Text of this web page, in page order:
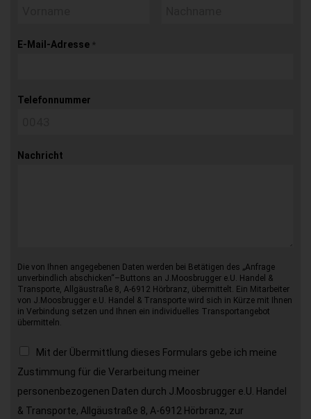
E-Mail-Adresse *
Telefonnummer
Nachricht
Die von Ihnen angegebenen Daten werden bei Betätigen des „Anfrage
unverbindlich abschicken“–Buttons an J.Moosbrugger e.U. Handel &
Transporte, Allgäustraße 8, A-6912 Hörbranz, übermittelt. Ein Mitarbeiter
von J.Moosbrugger e.U. Handel & Transporte wird sich in Kürze mit Ihnen
in Verbindung setzen und Ihnen ein individuelles Transportangebot
übermitteln.
Mit der Übermittlung dieses Formulars gebe ich meine
Zustimmung für die Verarbeitung meiner
personenbezogenen Daten durch J.Moosbrugger e.U. Handel
& Transporte, Allgäustraße 8, A-6912 Hörbranz, zur